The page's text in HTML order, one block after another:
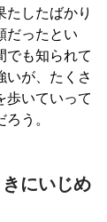
たしたばかり
だったとい
でも知られて
いが、たくさ
歩いていって
う。
にいじめ